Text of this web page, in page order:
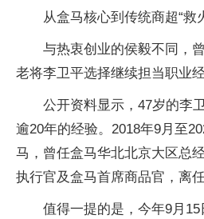
从盒马核心到传统商超“救
与热衷创业的侯毅不同，
老将李卫平选择继续担当职业
公开资料显示，47岁的李
逾20年的经验。2018年9月至
马，曾任盒马华北北京大区总
执行官及盒马首席商品官，离
值得一提的是，今年9月